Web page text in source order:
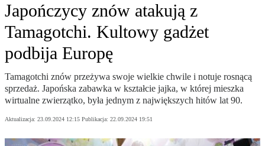
Japończycy znów atakują z
Tamagotchi. Kultowy gadżet
podbija Europę
Tamagotchi znów przeżywa swoje wielkie chwile i notuje rosnącą
sprzedaż. Japońska zabawka w kształcie jajka, w której mieszka
wirtualne zwierzątko, była jednym z największych hitów lat 90.
Aktualizacja: 23.09.2024 12:15 Publikacja: 22.09.2024 19:51